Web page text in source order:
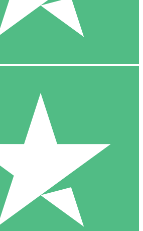
10 00
10 Descargas
20 00